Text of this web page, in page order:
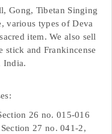
Gong, Tibetan Singing
various types of Deva
item. We also sell
stick and Frankincense
India.
26 no. 015-016
27 no. 041-2,